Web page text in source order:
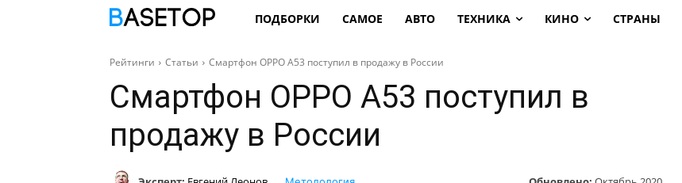
ПОДБОРКИ САМОЕ АВТО ТЕХНИКА КИНО СТРАНЫ
Рейтинги Статьи Смартфон OPPO A53 поступил в продажу в России
Смартфон OPPO A53 поступил в
продажу в России